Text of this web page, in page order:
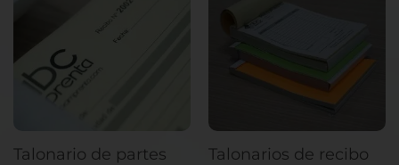
Talonario de partes
Talonarios de recibo